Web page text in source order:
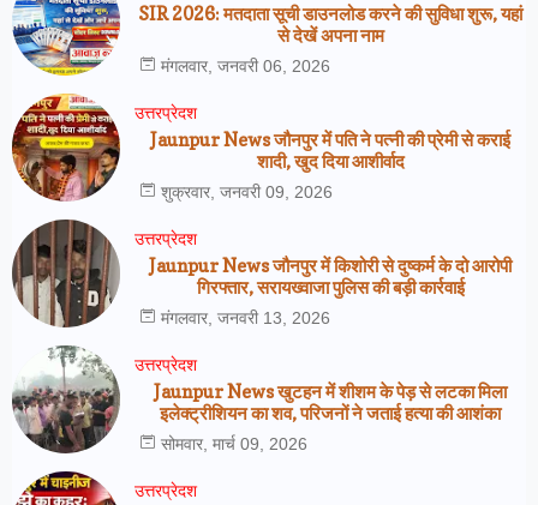
SIR 2026: मतदाता सूची डाउनलोड करने की सुविधा शुरू, यहां
से देखें अपना नाम
मंगलवार, जनवरी 06, 2026
उत्तरप्रेदश
Jaunpur News जौनपुर में पति ने पत्नी की प्रेमी से कराई
शादी, खुद दिया आशीर्वाद
शुक्रवार, जनवरी 09, 2026
उत्तरप्रेदश
Jaunpur News जौनपुर में किशोरी से दुष्कर्म के दो आरोपी
गिरफ्तार, सरायख्वाजा पुलिस की बड़ी कार्रवाई
मंगलवार, जनवरी 13, 2026
उत्तरप्रेदश
Jaunpur News खुटहन में शीशम के पेड़ से लटका मिला
इलेक्ट्रीशियन का शव, परिजनों ने जताई हत्या की आशंका
सोमवार, मार्च 09, 2026
उत्तरप्रेदश